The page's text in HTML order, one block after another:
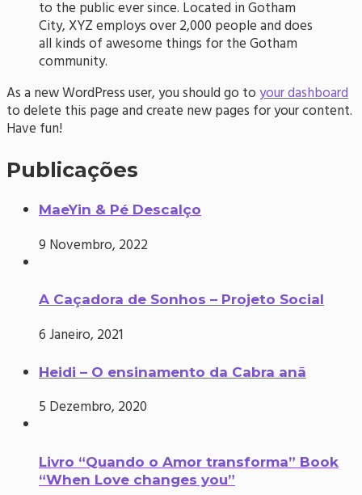
to the public ever since. Located in Gotham
City, XYZ employs over 2,000 people and does
all kinds of awesome things for the Gotham
community.
As a new WordPress user, you should go toyour dashboard
to delete this page and create new pages for your content.
Have fun!
Publicações
MaeYin & Pé Descalço
9 Novembro, 2022
A Caçadora de Sonhos – Projeto Social
6 Janeiro, 2021
Heidi – O ensinamento da Cabra anã
5 Dezembro, 2020
Livro “Quando o Amor transforma” Book
“When Love changes you”